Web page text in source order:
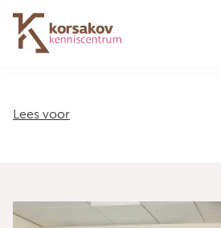
Navigation
Lees voor